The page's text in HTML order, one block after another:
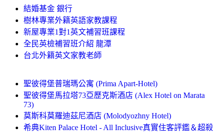
結婚基金 銀行
樹林專業外籍英語家教課程
新屋專業1對1英文補習班課程
全民英檢補習班介紹 龍潭
台北外籍英文家教老師
聖彼得堡普瑞瑪公寓 (Prima Apart-Hotel)
聖彼得堡馬拉塔73亞歷克斯酒店 (Alex Hotel on Marata
73)
莫斯科莫羅迪茲尼酒店 (Molodyozhny Hotel)
希典Kiten Palace Hotel - All Inclusive真實住客評鑑＆超殺